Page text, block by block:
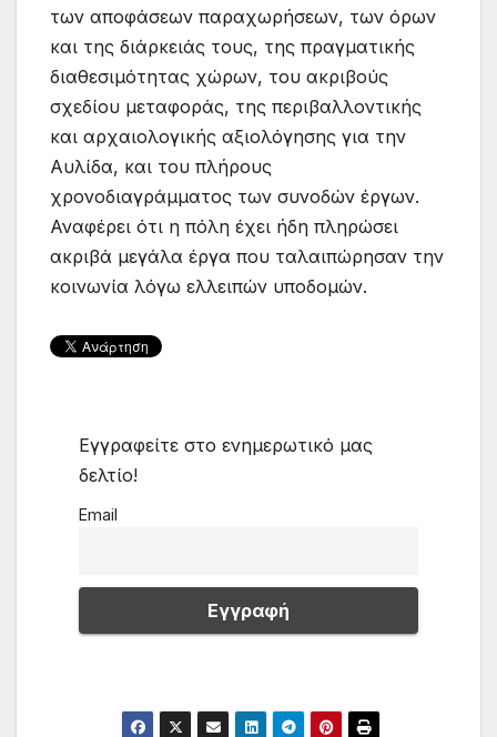
των αποφάσεων παραχωρήσεων, των όρων
και της διάρκειάς τους, της πραγματικής
διαθεσιμότητας χώρων, του ακριβούς
σχεδίου μεταφοράς, της περιβαλλοντικής
και αρχαιολογικής αξιολόγησης για την
Αυλίδα, και του πλήρους
χρονοδιαγράμματος των συνοδών έργων.
Αναφέρει ότι η πόλη έχει ήδη πληρώσει
ακριβά μεγάλα έργα που ταλαιπώρησαν την
κοινωνία λόγω ελλειπών υποδομών.
Εγγραφείτε στο ενημερωτικό μας
δελτίο!
Email